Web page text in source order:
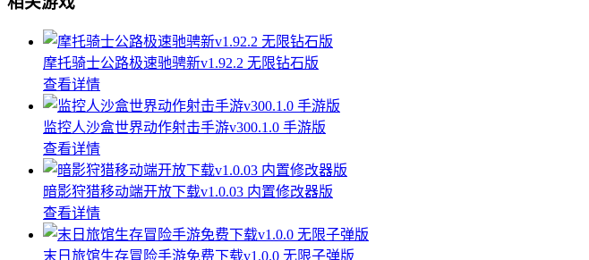
摩托骑士公路极速驰骋新v1.92.2 无限钻石版
查看详情
监控人沙盒世界动作射击手游v300.1.0 手游版
查看详情
暗影狩猎移动端开放下载v1.0.03 内置修改器版
查看详情
末日旅馆生存冒险手游免费下载v1.0.0 无限子弹版